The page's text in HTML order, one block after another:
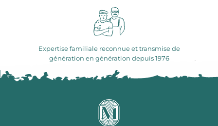
Expertise familiale reconnue et transmise de
génération en génération depuis 1976